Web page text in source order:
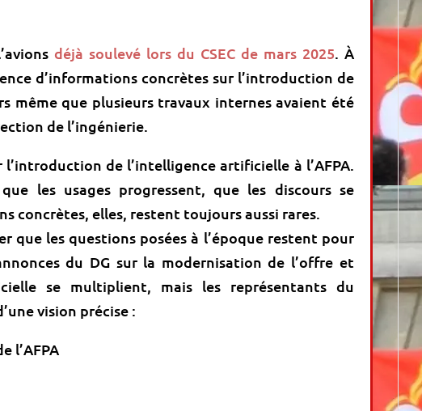
déjà soulevé lors du CSEC de mars 2025. À
d’informations concrètes sur l’introduction de
même que plusieurs travaux internes avaient été
de l’ingénierie.
l’introduction de l’intelligence artificielle à l’AFPA.
les usages progressent, que les discours se
concrètes, elles, restent toujours aussi rares.
que les questions posées à l’époque restent pour
du DG sur la modernisation de l’offre et
se multiplient, mais les représentants du
vision précise :
l’AFPA